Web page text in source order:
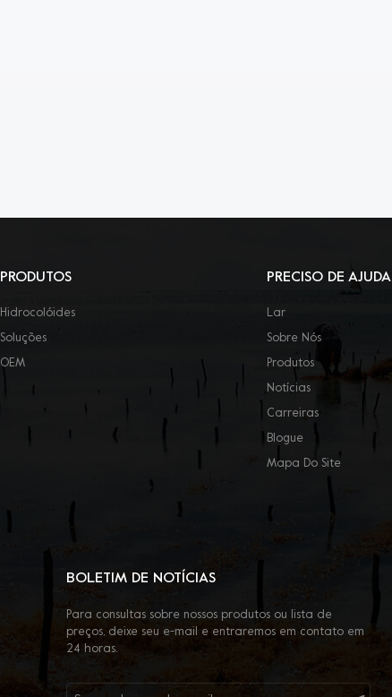
PRODUTOS
Hidrocolóides
Soluções
OEM
PRECISO DE AJUDA
Lar
Sobre Nós
Produtos
Notícias
Carreiras
Blogue
Mapa Do Site
BOLETIM DE NOTÍCIAS
Para consultas sobre nossos produtos ou lista de
preços, deixe seu e-mail e entraremos em contato em
24 horas.